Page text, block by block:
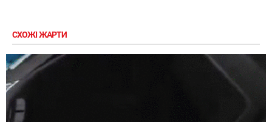
СХОЖІ ЖАРТИ